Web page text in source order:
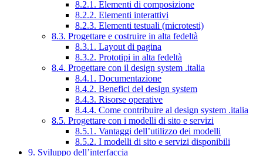
8.2.1. Elementi di composizione
8.2.2. Elementi interattivi
8.2.3. Elementi testuali (microtesti)
8.3. Progettare e costruire in alta fedeltà
8.3.1. Layout di pagina
8.3.2. Prototipi in alta fedeltà
8.4. Progettare con il design system .italia
8.4.1. Documentazione
8.4.2. Benefici del design system
8.4.3. Risorse operative
8.4.4. Come contribuire al design system .italia
8.5. Progettare con i modelli di sito e servizi
8.5.1. Vantaggi dell’utilizzo dei modelli
8.5.2. I modelli di sito e servizi disponibili
9. Sviluppo dell’interfaccia